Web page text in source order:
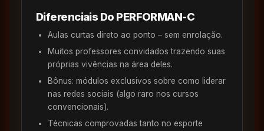
Diferenciais Do PERFORMAN-C
Aulas curtas direto ao ponto – sem enrolação.
Muitos professores convidados trazendo suas
próprias vivências na área deles.
Bônus: módulos exclusivos sobre como liderar
nas redes sociais (algo raro nos cursos
convencionais).
Técnicas comprovadas tanto no esporte